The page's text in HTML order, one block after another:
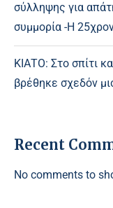
σύλληψης για
συμμορία -Η
ΚΙΑΤΟ: Στο σπίτι
βρέθηκε σχεδόν
Recent
No comments to